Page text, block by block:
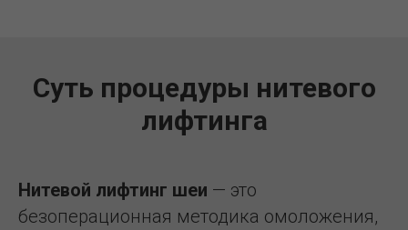
Суть процедуры нитевого
лифтинга
Нитевой лифтинг шеи — это
безоперационная методика омоложения,